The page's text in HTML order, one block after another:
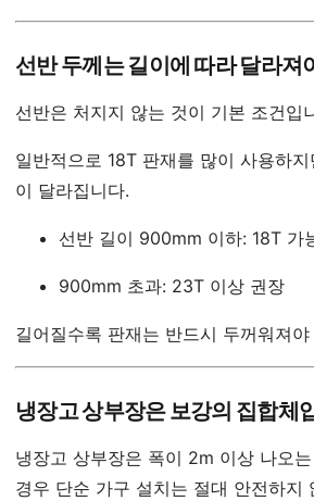
선반 두께는 길이에 따라 달라져
선반은 처지지 않는 것이 기본 조건입
일반적으로 18T 판재를 많이 사용하
이 달라집니다.
선반 길이 900mm 이하: 18T 가
900mm 초과: 23T 이상 권장
길어질수록 판재는 반드시 두꺼워져야
냉장고 상부장은 보강의 집합체
냉장고 상부장은 폭이 2m 이상 나오
경우 단순 가구 설치는 절대 안전하지